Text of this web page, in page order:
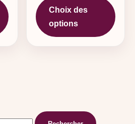
Choix des
options